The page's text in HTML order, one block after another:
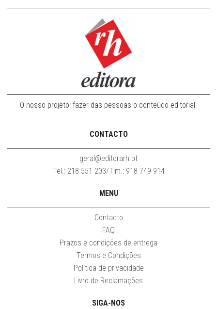
O nosso projeto: fazer das pessoas o conteúdo editorial.
CONTACTO
geral@editorarh.pt
Tel.: 218 551 203/Tlm.: 918 749 914
MENU
Contacto
FAQ
Prazos e condições de entrega
Termos e Condições
Política de privacidade
Livro de Reclamações
SIGA-NOS